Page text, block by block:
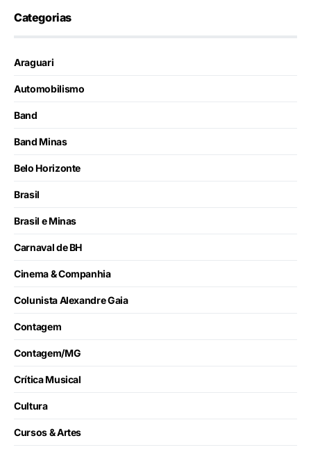
Categorias
Araguari
Automobilismo
Band
Band Minas
Belo Horizonte
Brasil
Brasil e Minas
Carnaval de BH
Cinema & Companhia
Colunista Alexandre Gaia
Contagem
Contagem/MG
Crítica Musical
Cultura
Cursos & Artes